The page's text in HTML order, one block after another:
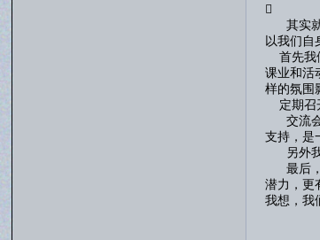
 我
其实就
以我们自
首先我
课业和活
样的氛围
定期召
交流会
支持，是
另外我
最后，
潜力，更
我想，
江